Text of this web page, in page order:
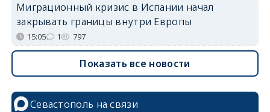
Миграционный кризис в Испании начал
закрывать границы внутри Европы
15:05 1 797
Показать все новости
Севастополь на связи